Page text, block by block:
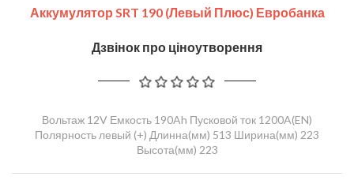
Аккумулятор SRT 190 (левый Плюс) Евробанка
Дзвінок про ціноутворення
Вольтаж 12V Емкость 190Ah Пусковой ток 1200A(EN)
Полярность левый (+) Длинна(мм) 513 Ширина(мм) 223
Высота(мм) 223